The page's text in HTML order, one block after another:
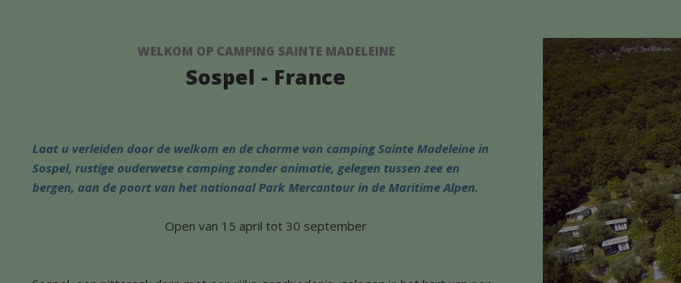
WELKOM OP CAMPING SAINTE MADELEINE
Sospel - France
Laat u verleiden door de welkom en de charme van camping Sainte Madeleine in
Sospel, rustige ouderwetse camping zonder animatie, gelegen tussen zee en
bergen, aan de poort van het nationaal Park Mercantour in de Maritime Alpen.
Open van 15 april tot 30 september